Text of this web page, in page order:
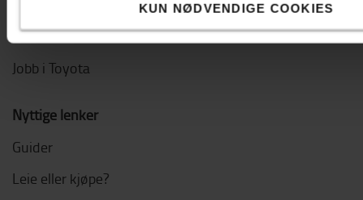
KUN NØDVENDIGE COOKIES
Bærekraft
Jobb i Toyota
Nyttige lenker
Guider
Leie eller kjøpe?